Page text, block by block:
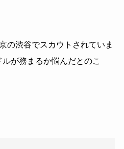
の渋谷でスカウトされていま
が務まるか悩んだとのこ